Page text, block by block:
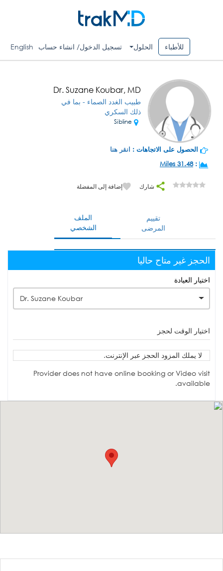
للأطباء الحلول تسجيل الدخول/ انشاء حساب English
Dr. Suzane Koubar, MD
طبيب الغدد الصماء - بما في
ذلك السكري
الحصول على الاتجاهات : انقر هنا
:
31.48 Miles
شارك إضافة إلى المفضلة
الملف
الشخصي
تقييم
المرضى
الحجز غير متاح حاليا
اختيار العيادة
Dr. Suzane Koubar
اختيار الوقت لحجز
لا يملك المزود الحجز عبر الإنترنت.
Provider does not have online booking or Video visit
available.